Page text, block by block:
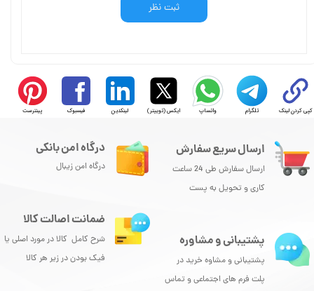
ثبت نظر
کپی کردن لینک تلگرام واتساپ ایکس (توییتر) لینکدین فیسبوک پینترست
ارسال سریع سفارش
ارسال سفارش طی 24 ساعت
کاری و تحویل به پست
درگاه امن بانکی
درگاه امن زیبال
پشتیبانی و مشاوره
پشتیبانی و مشاوه خرید در
پلت فرم های اجتماعی و تماس
ضمانت اصالت کالا
شرح کامل کالا در مورد اصلی یا
فیک بودن در زیر هر کالا